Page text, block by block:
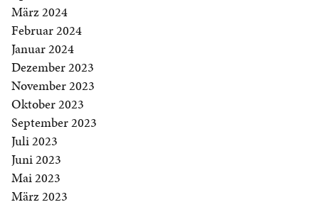
März 2024
Februar 2024
Januar 2024
Dezember 2023
November 2023
Oktober 2023
September 2023
Juli 2023
Juni 2023
Mai 2023
März 2023